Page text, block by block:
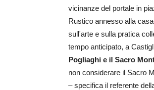
vicinanze del portale in
Rustico annesso alla
sull'arte e sulla pratica
tempo anticipato, a
Pogliaghi e il Sacro
non considerare il Sacro
– specifica il referente